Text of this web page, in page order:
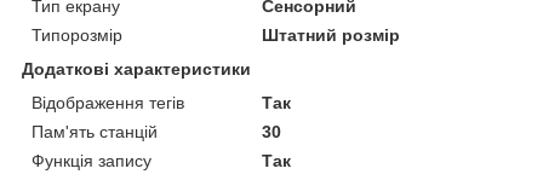
Тип екрану
Сенсорний
Типорозмір
Штатний розмір
Додаткові характеристики
Відображення тегів
Так
Пам'ять станцій
30
Функція запису
Так